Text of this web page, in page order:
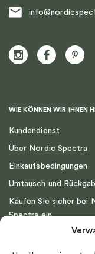
WIE KÖNNEN WIR IHNEN
Kundendienst
Über Nordic Spectra
Einkaufsbedingungen
Umtausch und
Kaufen Sie sicher bei
Spectra ein
Impressum